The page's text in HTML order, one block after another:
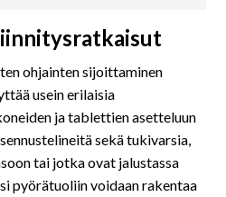
ohjainten sijoittaminen
usein erilaisia
ja tablettien asetteluun
sekä tukivarsia,
tai jotka ovat jalustassa
pyörätuoliin voidaan rakentaa